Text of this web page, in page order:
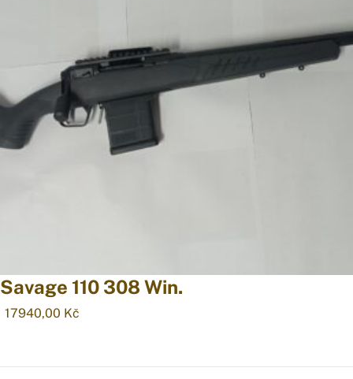
Savage 110 308 Win.
17940,00 Kč